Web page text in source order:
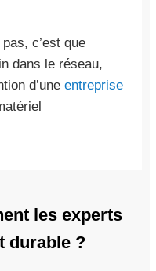
c’est que
dans le réseau,
d’une entreprise
les experts
durable ?